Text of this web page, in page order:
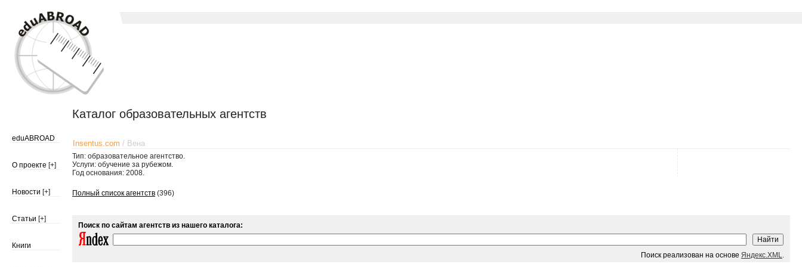
Каталог образовательных агентств
eduABROAD
О проекте [+]
Новости [+]
Статьи [+]
Книги
Insentus.com / Вена
Тип: образовательное агентство.
Услуги: обучение за рубежом.
Год основания: 2008.
Полный список агентств (396)
Поиск по сайтам агентств из нашего каталога:
Поиск реализован на основе Яндекс.XML.